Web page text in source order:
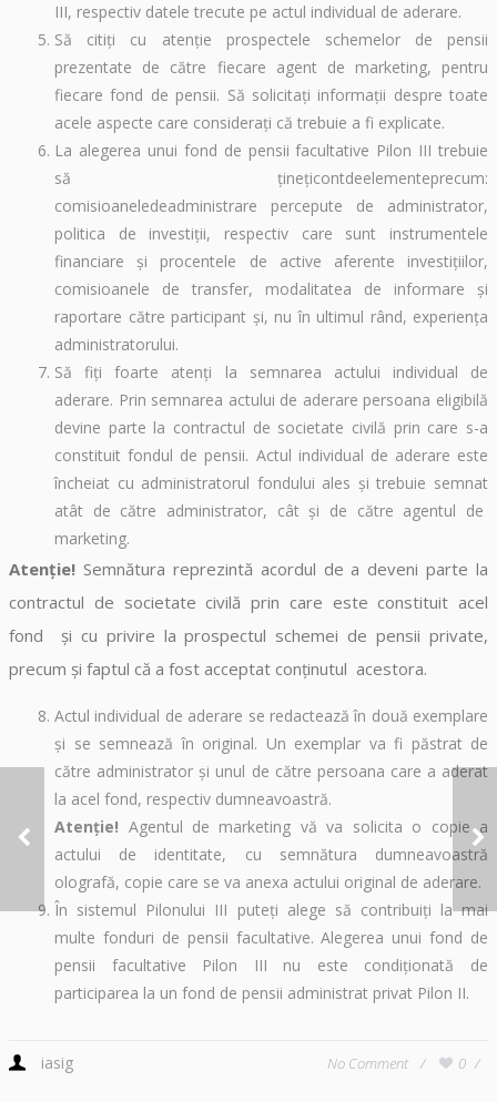
Informații necesare
despre contractul de
asigurare de viață
III, respectiv datele trecute pe actul individual de aderare.
Să citiţi cu atenţie prospectele schemelor de pensii
prezentate de către fiecare agent de marketing, pentru
fiecare fond de pensii. Să solicitaţi informaţii despre toate
acele aspecte care consideraţi că trebuie a fi explicate.
La alegerea unui fond de pensii facultative Pilon III trebuie
să ţineţicontdeelementeprecum:
comisioaneledeadministrare percepute de administrator,
politica de investiţii, respectiv care sunt instrumentele
financiare şi procentele de active aferente investiţiilor,
comisioanele de transfer, modalitatea de informare şi
raportare către participant şi, nu în ultimul rând, experienţa
administratorului.
Să fiţi foarte atenţi la semnarea actului individual de
aderare. Prin semnarea actului de aderare persoana eligibilă
devine parte la contractul de societate civilă prin care s-a
constituit fondul de pensii. Actul individual de aderare este
încheiat cu administratorul fondului ales şi trebuie semnat
atât de către administrator, cât şi de către agentul de
marketing.
Atenţie! Semnătura reprezintă acordul de a deveni parte la
contractul de societate civilă prin care este constituit acel
fond şi cu privire la prospectul schemei de pensii private,
precum şi faptul că a fost acceptat conţinutul acestora.
Actul individual de aderare se redactează în două exemplare
şi se semnează în original. Un exemplar va fi păstrat de
către administrator şi unul de către persoana care a aderat
la acel fond, respectiv dumneavoastră.
Atenţie! Agentul de marketing vă va solicita o copie a
actului de identitate, cu semnătura dumneavoastră
olografă, copie care se va anexa actului original de aderare.
În sistemul Pilonului III puteţi alege să contribuiți la mai
multe fonduri de pensii facultative. Alegerea unui fond de
pensii facultative Pilon III nu este condiţionată de
participarea la un fond de pensii administrat privat Pilon II.
iasig No Comment 0